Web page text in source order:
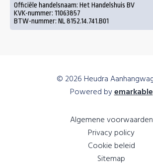
Officiële handelsnaam: Het Handelshuis BV
KVK-nummer: 11063857
BTW-nummer: NL 8152.14.741.B01
© 2026 Heudra
Powered byemarkable
Algemene voorwaarden
Privacy policy
Cookie beleid
Sitemap